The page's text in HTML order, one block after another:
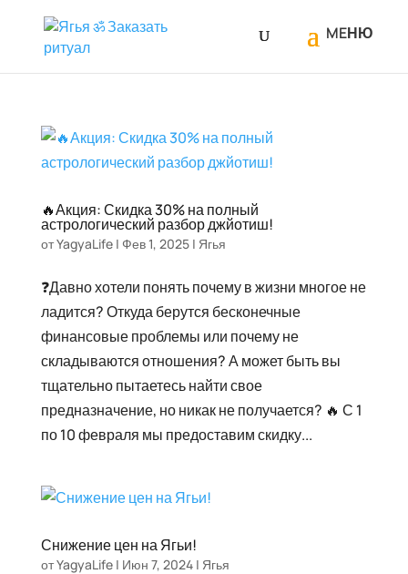
🔥Акция: Скидка 30% на полный
астрологический разбор джйотиш!
отYagyaLife| Фев 1, 2025| Ягья
❓Давно хотели понять почему в жизни многое не
ладится? Откуда берутся бесконечные
финансовые проблемы или почему не
складываются отношения? А может быть вы
тщательно пытаетесь найти свое
предназначение, но никак не получается? 🔥 С 1
по 10 февраля мы предоставим скидку...
Снижение цен на Ягьи!
отYagyaLife| Июн 7, 2024| Ягья